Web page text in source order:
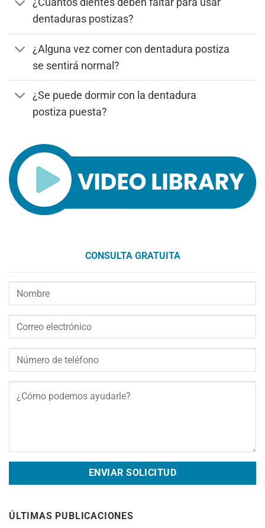
¿Cuántos dientes deben faltar para usar
dentaduras postizas?
¿Alguna vez comer con dentadura postiza
se sentirá normal?
¿Se puede dormir con la dentadura
postiza puesta?
CONSULTA GRATUITA
ÚLTIMAS PUBLICACIONES